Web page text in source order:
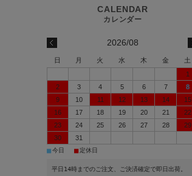
2026/08
日 月 火 水 木 金
土
1
2
3 4 5 6 7
8
9
10 11 12 13 14
15
16
17 18 19 20 21
22
23
24 25 26 27 28
29
30
31
■今日 ■ 定休日
平日14時までのご注文、ご決済確定で即日出荷。